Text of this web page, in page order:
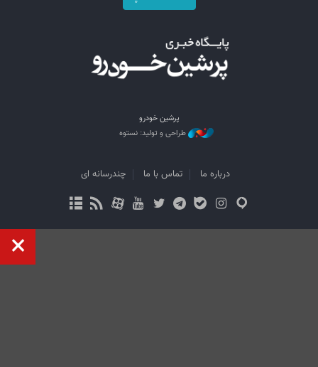
پرشین خودرو
طراحی و تولید: نستوه
درباره ما تماس با ما چندرسانه ای